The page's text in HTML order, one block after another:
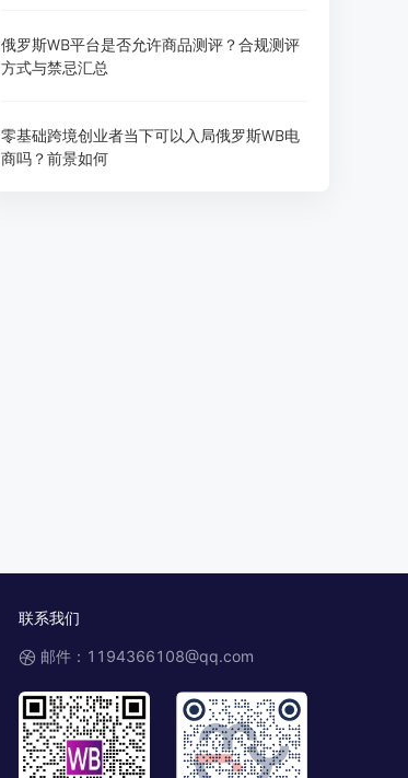
俄罗斯WB平台是否允许商品测评？合规测评
方式与禁忌汇总
零基础跨境创业者当下可以入局俄罗斯WB电
商吗？前景如何
联系我们
邮件：1194366108@qq.com